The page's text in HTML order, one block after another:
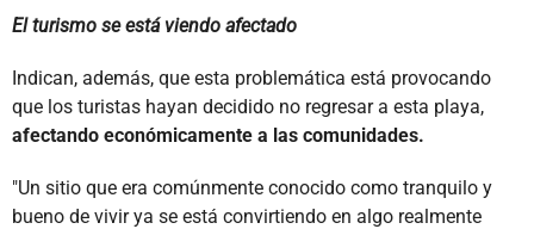
El turismo se está viendo afectado
Indican, además, que esta problemática está provocando
que los turistas hayan decidido no regresar a esta playa,
afectando económicamente a las comunidades.
"Un sitio que era comúnmente conocido como tranquilo y
bueno de vivir ya se está convirtiendo en algo realmente